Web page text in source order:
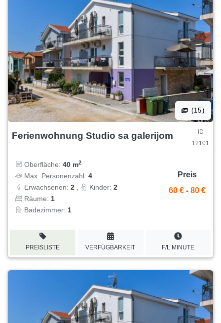
(15)
Ferienwohnung Studio sa galerijom
ID
12101
Oberfläche: 40 m2
Max. Personenzahl: 4
Erwachsenen: 2 Kinder: 2
Räume: 1
Badezimmer: 1
Preis
60 € - 80 €
PREISLISTE VERFÜGBARKEIT F/L MINUTE